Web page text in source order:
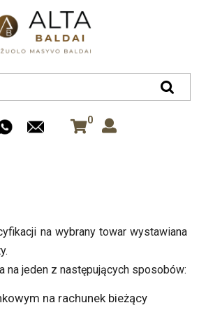
0
na wybrany towar wystawiana
na jeden z następujących sposobów:
na rachunek bieżący